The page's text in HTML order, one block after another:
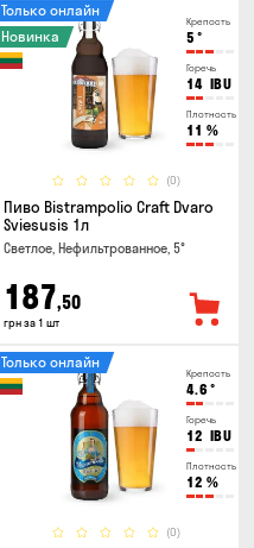
Крепость
5 °
Горечь
14 IBU
Плотность
11 %
(0)
Только онлайн
Новинка
Пиво Bistrampolio Craft Dvaro
Sviesusis 1л
Светлое, Нефильтрованное, 5°
187,50
грн за 1 шт
Крепость
4.6 °
Горечь
12 IBU
Плотность
12 %
(0)
Только онлайн